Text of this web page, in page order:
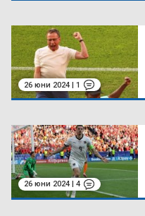
26 юни 2024 | 1
26 юни 2024 | 4